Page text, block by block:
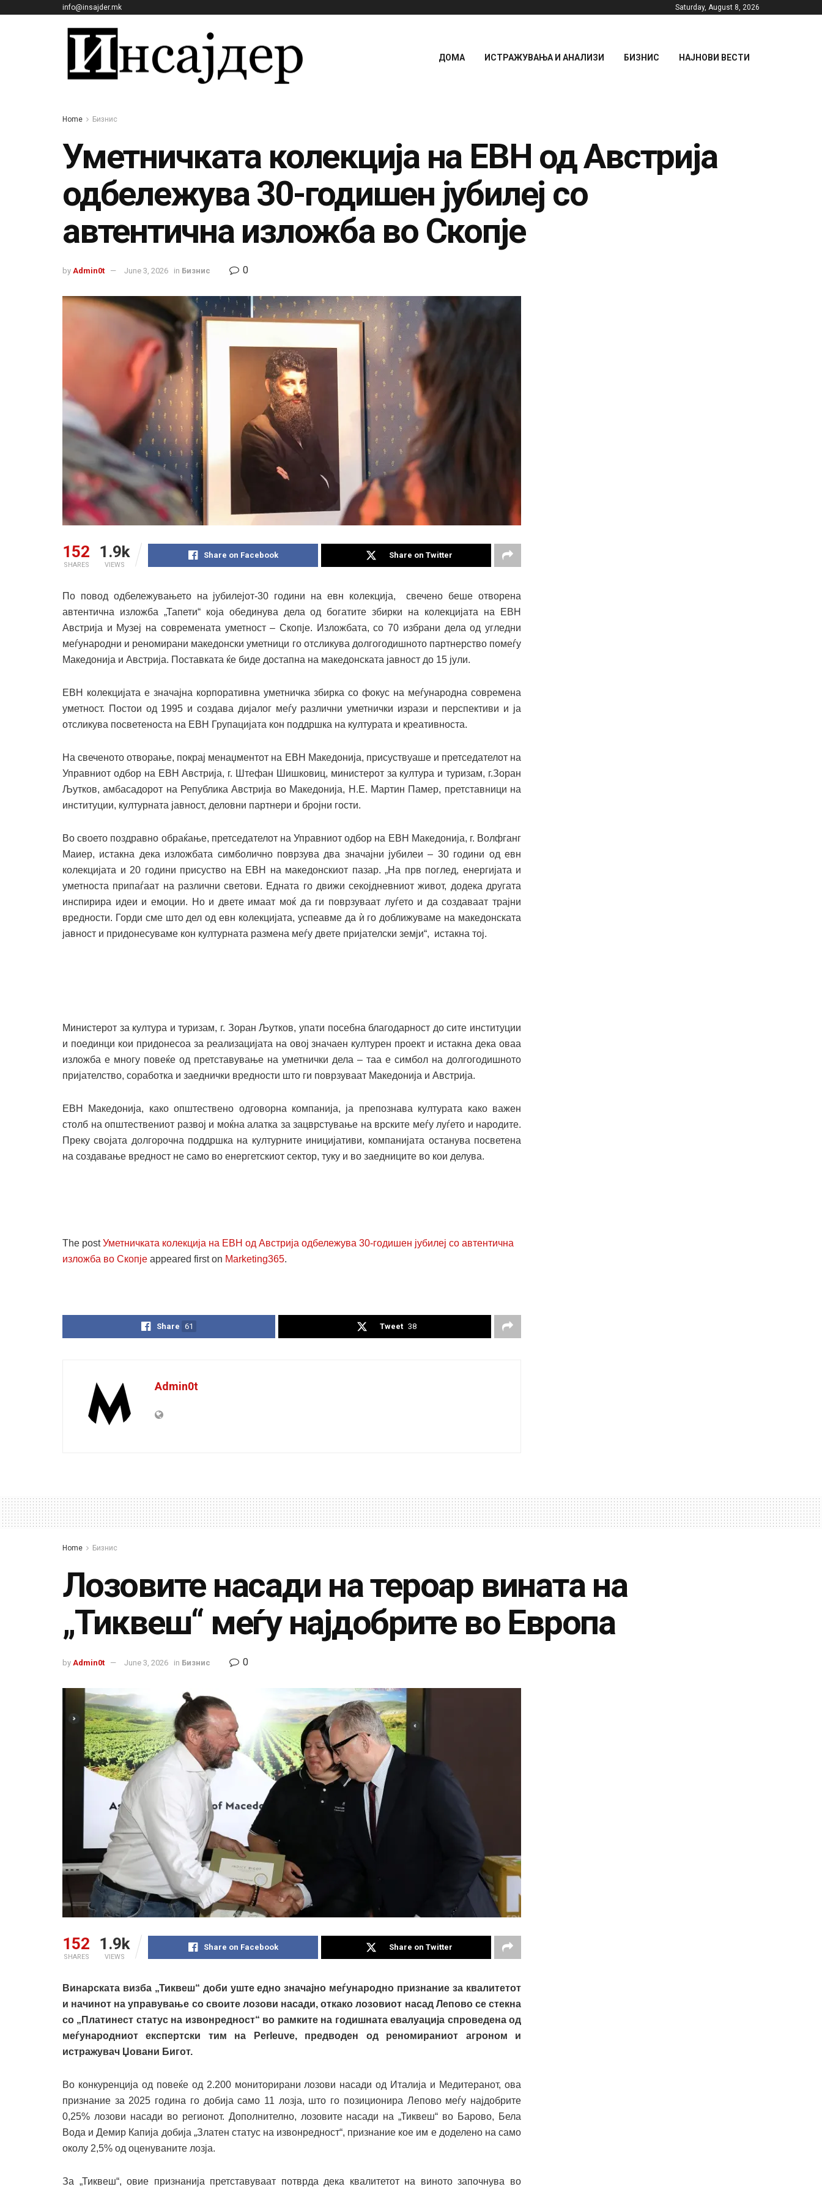
info@insajder.mk Saturday, August 8, 2026
ДОМА ИСТРАЖУВАЊА И АНАЛИЗИ БИЗНИС НАЈНОВИ ВЕСТИ
Home Бизнис
Уметничката колекција на ЕВН од Австрија
одбележува 30-годишен јубилеј со
автентична изложба во Скопје
by Admin0t June 3, 2026 in Бизнис 0
152
SHARES
1.9k
VIEWS
Share on Facebook Share on Twitter
По повод одбележувањето на јубилејот-30 години на евн колекција, свечено беше отворена
автентична изложба „Тапети“ која обединува дела од богатите збирки на колекцијата на ЕВН
Австрија и Музеј на современата уметност – Скопје. Изложбата, со 70 избрани дела од угледни
меѓународни и реномирани македонски уметници го отсликува долгогодишното партнерство помеѓу
Македонија и Австрија. Поставката ќе биде достапна на македонската јавност до 15 јули.
ЕВН колекцијата е значајна корпоративна уметничка збирка со фокус на меѓународна современа
уметност. Постои од 1995 и создава дијалог меѓу различни уметнички изрази и перспективи и ја
отсликува посветеноста на ЕВН Групацијата кон поддршка на културата и креативноста.
На свеченото отворање, покрај менаџментот на ЕВН Македонија, присуствуаше и претседателот на
Управниот одбор на ЕВН Австрија, г. Штефан Шишковиц, министерот за култура и туризам, г.Зоран
Љутков, амбасадорот на Република Австрија во Македонија, Н.Е. Мартин Памер, претставници на
институции, културната јавност, деловни партнери и бројни гости.
Во своето поздравно обраќање, претседателот на Управниот одбор на ЕВН Македонија, г. Волфганг
Маиер, истакна дека изложбата симболично поврзува два значајни јубилеи – 30 години од евн
колекцијата и 20 години присуство на ЕВН на македонскиот пазар. „На прв поглед, енергијата и
уметноста припаѓаат на различни светови. Едната го движи секојдневниот живот, додека другата
инспирира идеи и емоции. Но и двете имаат моќ да ги поврзуваат луѓето и да создаваат трајни
вредности. Горди сме што дел од евн колекцијата, успеавме да ѝ го доближуваме на македонската
јавност и придонесуваме кон културната размена меѓу двете пријателски земји“, истакна тој.
Министерот за култура и туризам, г. Зоран Љутков, упати посебна благодарност до сите институции
и поединци кои придонесоа за реализацијата на овој значаен културен проект и истакна дека оваа
изложба е многу повеќе од претставување на уметнички дела – таа е симбол на долгогодишното
пријателство, соработка и заеднички вредности што ги поврзуваат Македонија и Австрија.
ЕВН Македонија, како општествено одговорна компанија, ја препознава културата како важен
столб на општествениот развој и моќна алатка за зацврстување на врските меѓу луѓето и народите.
Преку својата долгорочна поддршка на културните иницијативи, компанијата останува посветена
на создавање вредност не само во енергетскиот сектор, туку и во заедниците во кои делува.
The postУметничката колекција на ЕВН од Австрија одбележува 30-годишен јубилеј со автентична
изложба во Скопје appeared first on Marketing365.
Share 61 Tweet 38
Admin0t
Home Бизнис
Лозовите насади на тероар вината на
„Тиквеш“ меѓу најдобрите во Европа
by Admin0t June 3, 2026 in Бизнис 0
152
SHARES
1.9k
VIEWS
Share on Facebook Share on Twitter
Винарската визба „Тиквеш“ доби уште едно значајно меѓународно признание за квалитетот
и начинот на управување со своите лозови насади, откако лозовиот насад Лепово се стекна
со „Платинест статус на извонредност“ во рамките на годишната евалуација спроведена од
меѓународниот експертски тим на Perleuve, предводен од реномираниот агроном и
истражувач Џовани Бигот.
Во конкуренција од повеќе од 2.200 мониторирани лозови насади од Италија и Медитеранот, ова
признание за 2025 година го добија само 11 лозја, што го позиционира Лепово меѓу најдобрите
0,25% лозови насади во регионот. Дополнително, лозовите насади на „Тиквеш“ во Барово, Бела
Вода и Демир Капија добија „Златен статус на извонредност“, признание кое им е доделено на само
околу 2,5% од оценуваните лозја.
За „Тиквеш“, овие признанија претставуваат потврда дека квалитетот на виното започнува во